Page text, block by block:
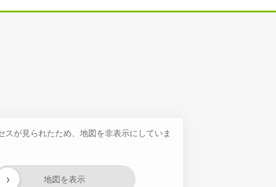
スが見られたため、地図を非表示にしていま
地図を表示
›